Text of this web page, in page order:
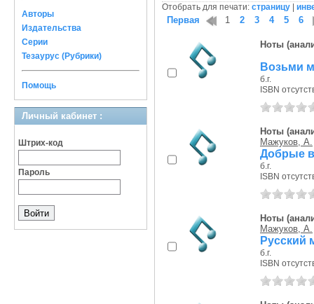
Авторы
Издательства
Серии
Тезаурус (Рубрики)
Помощь
Личный кабинет :
Штрих-код
Пароль
Отобрать для печати: страницу
Первая 1 2 3 4 5 6
Ноты
Возьми
б.г.
ISBN
Ноты
Мажуков, А.
Добрые
б.г.
ISBN
Ноты
Мажуков, А.
Русский
б.г.
ISBN